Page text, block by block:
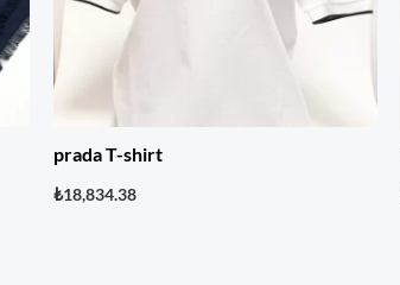
prada T-shirt
₺18,834.38